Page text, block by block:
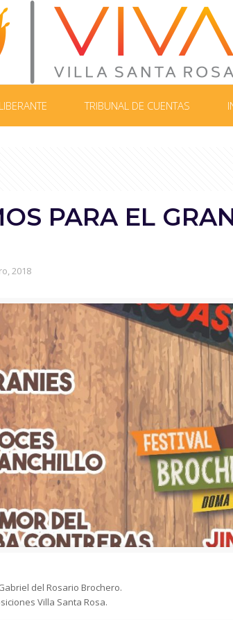
TRIBUNAL DE CUENTAS
PARA EL
2018
del Rosario Brochero.
Villa Santa Rosa.